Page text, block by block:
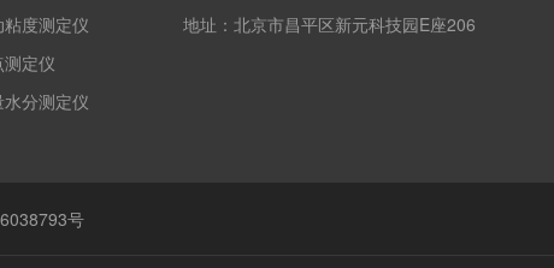
粘度测定仪
定仪
水分测定仪
地址： 北京市昌平区新元科技园E座206
号